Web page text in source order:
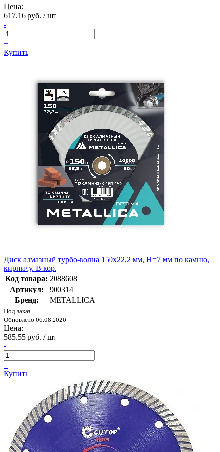
Цена:
617.16 руб. / шт
-
+
Купить
Диск алмазный турбо-волна 150x22,2 мм, H=7 мм по камню,
кирпичу. В кор.
Код товара: 2088608
Артикул:
900314
Бренд:
METALLICA
Под заказ
Обновлено 06.08.2026
Цена:
585.55 руб. / шт
-
+
Купить